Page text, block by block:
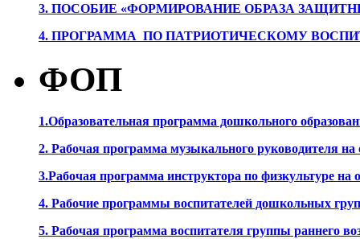
3. ПОСОБИЕ «ФОРМИРОВАНИЕ ОБРАЗА
4. ПРОГРАММА ПО ПАТРИОТИЧЕСКОМУ
ФОП
1.Образовательная программа дошкольного
2. Рабочая программа музыкального руководителя
3.Рабочая программа инструктора по физкультуре
4. Рабочие программы воспитателей дошкольных
5. Рабочая программа воспитателя группы раннего